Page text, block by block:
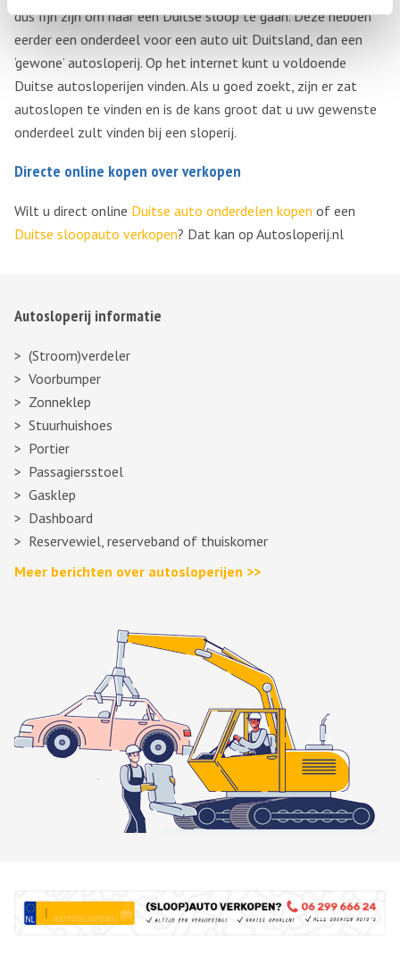
dus fijn zijn om naar een Duitse sloop te gaan. Deze hebben
eerder een onderdeel voor een auto uit Duitsland, dan een
‘gewone’ autosloperij. Op het internet kunt u voldoende
Duitse autosloperijen vinden. Als u goed zoekt, zijn er zat
autoslopen te vinden en is de kans groot dat u uw gewenste
onderdeel zult vinden bij een sloperij.
Directe online kopen over verkopen
Wilt u direct online Duitse auto onderdelen kopen of een
Duitse sloopauto verkopen? Dat kan op Autosloperij.nl
Autosloperij informatie
(Stroom)verdeler
Voorbumper
Zonneklep
Stuurhuishoes
Portier
Passagiersstoel
Gasklep
Dashboard
Reservewiel, reserveband of thuiskomer
Meer berichten over autosloperijen >>